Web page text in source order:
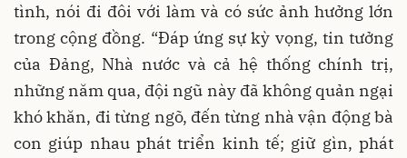
tình, nói đi đôi với làm và có sức ảnh hưởng lớn
trong cộng đồng. “Đáp ứng sự kỳ vọng, tin tưởng
của Đảng, Nhà nước và cả hệ thống chính trị,
những năm qua, đội ngũ này đã không quản ngại
khó khăn, đi từng ngõ, đến từng nhà vận động bà
con giúp nhau phát triển kinh tế; giữ gìn, phát